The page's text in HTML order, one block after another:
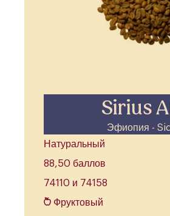
Sirius
Эфиопия -
Натуральный
88,50 баллов
74110 и 74158
Фруктовый